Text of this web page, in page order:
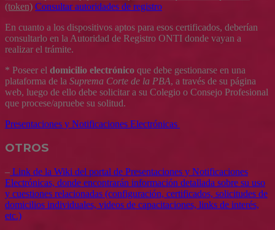
(token) Consultar autoridades de registro
En cuanto a los dispositivos aptos para esos certificados, deberían
consultarlo en la Autoridad de Registro ONTI donde vayan a
realizar el trámite.
* Poseer el domicilio electrónico que debe gestionarse en una
plataforma de la Suprema Corte de la PBA, a través de su página
web, luego de ello debe solicitar a su Colegio o Consejo Profesional
que procese/apruebe su solitud.
Presentaciones y Notificaciones Electrónicas
OTROS
– Link de la Wiki del portal de Presentaciones y Notificaciones
Electrónicas, donde encontrarán información detallada sobre su uso
y cuestiones relacionadas (configuración, certificados, solicitudes de
domicilios individuales, videos de capacitaciones, links de interés,
etc.)